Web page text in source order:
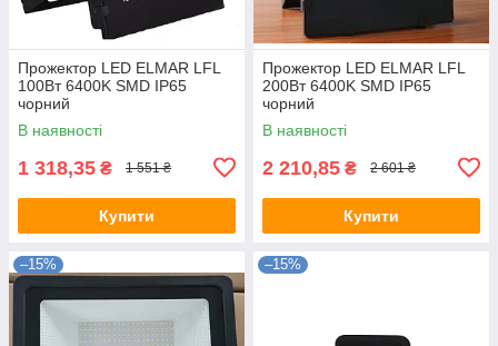
Прожектор LED ELMAR LFL
100Вт 6400K SMD IP65
чорний
В наявності
1 318,35 ₴ 1 551 ₴
Купити
Прожектор LED ELMAR LFL
200Вт 6400K SMD IP65
чорний
В наявності
2 210,85 ₴ 2 601 ₴
Купити
–15% –15%